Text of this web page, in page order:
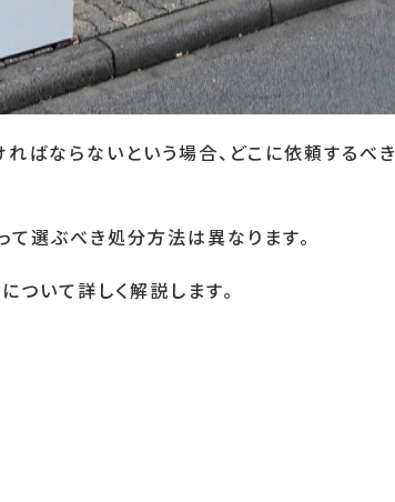
ばならないという場合、どこに依頼するべき
て選ぶべき処分方法は異なります。
ついて詳しく解説します。